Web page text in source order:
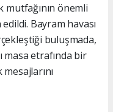
mutfağının önemli
Bayram havası
buluşmada,
masa etrafında bir